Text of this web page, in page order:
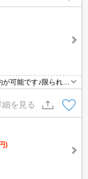
可能です♪限られた
にお手伝いさせてい
細を見る
)